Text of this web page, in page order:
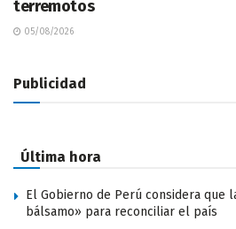
terremotos
05/08/2026
Publicidad
Última hora
El Gobierno de Perú considera que
bálsamo» para reconciliar el país